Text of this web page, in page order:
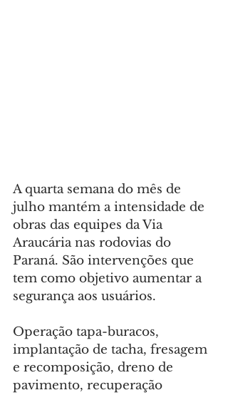
A quarta semana do mês de
julho mantém a intensidade de
obras das equipes da Via
Araucária nas rodovias do
Paraná. São intervenções que
tem como objetivo aumentar a
segurança aos usuários.
Operação tapa-buracos,
implantação de tacha, fresagem
e recomposição, dreno de
pavimento, recuperação